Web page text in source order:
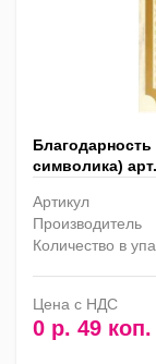
символика)
Артикул
Производитель
Количество в
Цена с НДС
0 р. 49 коп.